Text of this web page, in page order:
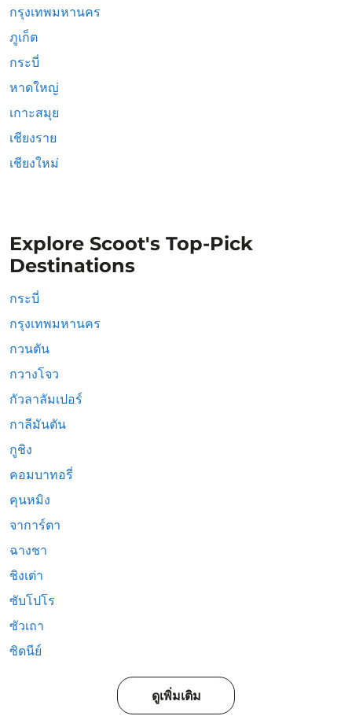
กรุงเทพมหานคร
ภูเก็ต
กระบี่
หาดใหญ่
เกาะสมุย
เชียงราย
เชียงใหม่
Explore Scoot's Top-Pick
Destinations
กระบี่
กรุงเทพมหานคร
กวนตัน
กวางโจว
กัวลาลัมเปอร์
กาลีมันตัน
กูชิง
คอมบาทอรี่
คุนหมิง
จาการ์ตา
ฉางชา
ชิงเต่า
ซับโปโร
ซัวเถา
ซิดนีย์
ดูเพิ่มเติม